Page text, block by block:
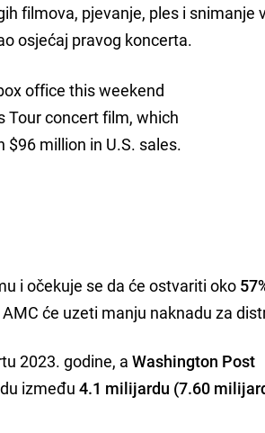
filmova, pjevanje, ples i snimanje
osjećaj pravog koncerta.
office this weekend
Tour concert film, which
million in U.S. sales.
i očekuje se da će ostvariti oko
će uzeti manju naknadu za
2023. godine, aWashington Post
između4.1 milijardu (7.60